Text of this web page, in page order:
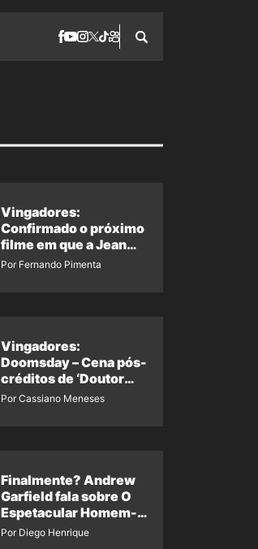
Vingadores:
Confirmado o próximo
filme em que a Jean
Grey irá aparecer
Por Fernando Pimenta
Vingadores:
Doomsday – Cena pós-
créditos de ‘Doutor
Destino’ é revelada
Por Cassiano Meneses
Finalmente? Andrew
Garfield fala sobre O
Espetacular Homem-
Aranha 3
Por Diego Henrique